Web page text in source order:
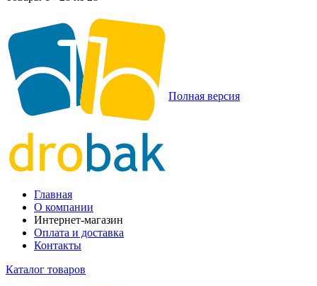
Полная версия
Главная
О компании
Интернет-магазин
Оплата и доставка
Контакты
Каталог товаров